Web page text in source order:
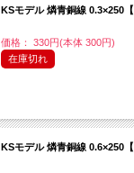
KSモデル 燐青銅線 0.3×250
価格： 330円(本体 300円)
在庫切れ
KSモデル 燐青銅線 0.6×250